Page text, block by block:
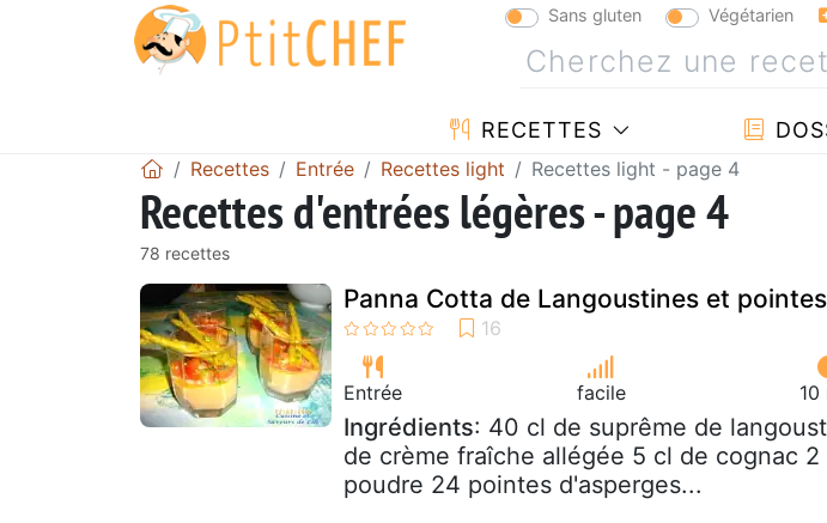
Sans gluten Végétarien
RECETTES
Recettes Entrée Recettes light Recettes light - page 4
Recettes d'entrées légères - page 4
78 recettes
Panna Cotta de Langoustines et
Entrée facile 10
Ingrédients: 40 cl de suprême de
de crème fraîche allégée 5 cl de cognac
poudre 24 pointes d'asperges...